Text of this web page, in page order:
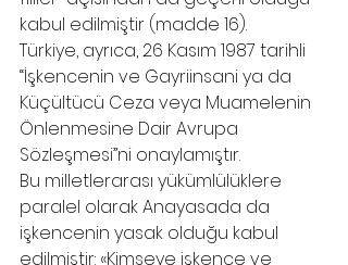
kabul edilmiştir (madde 16).
Türkiye, ayrıca, 26 Kasım 1987 tarihli
“İşkencenin ve Gayriinsani ya da
Küçültücü Ceza veya Muamelenin
Önlenmesine Dair Avrupa
Sözleşmesi”ni onaylamıştır.
Bu milletlerarası yükümlülüklere
paralel olarak Anayasada da
işkencenin yasak olduğu kabul
edilmiştir: «Kimseye işkence ve